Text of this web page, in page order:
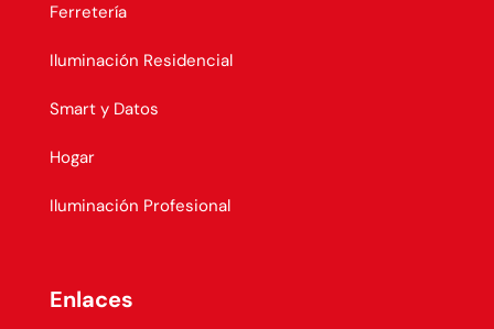
Ferretería
Iluminación Residencial
Smart y Datos
Hogar
Iluminación Profesional
Enlaces